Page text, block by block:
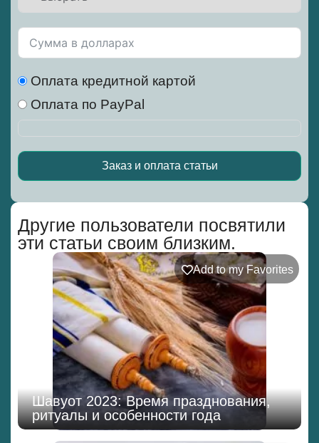
Другие пользователи посвятили
эти статьи своим близким.
Add to my Favorites
Шавуот 2023: Время празднования,
ритуалы и особенности года
Оплата кредитной картой
Оплата по PayPal
Заказ и оплата статьи
Alternative: